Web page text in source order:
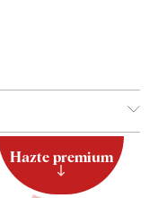
Hazte premium